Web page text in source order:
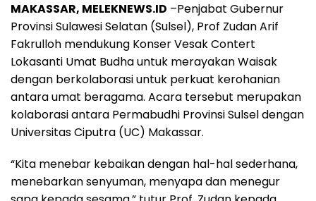
MAKASSAR, MELEKNEWS.ID –Penjabat Gubernur
Provinsi Sulawesi Selatan (Sulsel), Prof Zudan Arif
Fakrulloh mendukung Konser Vesak Contert
Lokasanti Umat Budha untuk merayakan Waisak
dengan berkolaborasi untuk perkuat kerohanian
antara umat beragama. Acara tersebut merupakan
kolaborasi antara Permabudhi Provinsi Sulsel dengan
Universitas Ciputra (UC) Makassar.
“Kita menebar kebaikan dengan hal-hal sederhana,
menebarkan senyuman, menyapa dan menegur